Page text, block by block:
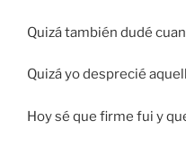
Quizá también dudé
Quizá yo desprecié
Hoy sé que firme fui y